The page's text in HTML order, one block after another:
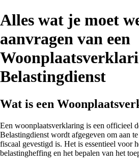
Alles wat je moet
aanvragen van een
Belastingdienst
Wat is een
Een woonplaatsverklaring is een officieel
Belastingdienst wordt afgegeven om aan
fiscaal gevestigd is. Het is essentieel voor
belastingheffing en het bepalen van het